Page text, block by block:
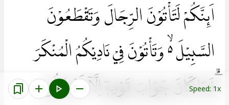
اَىِٕنَّكُمْ لَتَأْتُوْنَ الرِّجَالَ وَتَقْطَعُوْنَ
السَّبِيْلَ ەۙ وَتَأْتُوْنَ فِيْ نَادِيْكُمُ الْمُنْكَرَ
ۗفَمَا كَانَ جَوَابَ قَوْمِهٖٓ اِلَّآ اَنْ قَالُوا
Speed: 1x